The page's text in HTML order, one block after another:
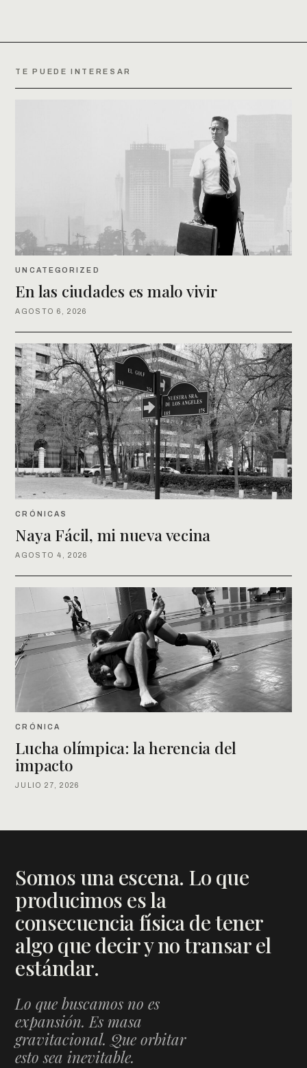
TE PUEDE INTERESAR
UNCATEGORIZED
En las ciudades es malo vivir
AGOSTO 6, 2026
CRÓNICAS
Naya Fácil, mi nueva vecina
AGOSTO 4, 2026
CRÓNICA
Lucha olímpica: la herencia del
impacto
JULIO 27, 2026
Somos una escena. Lo que
producimos es la
consecuencia física de tener
algo que decir y no transar el
estándar.
Lo que buscamos no es
expansión. Es masa
gravitacional. Que orbitar
esto sea inevitable.